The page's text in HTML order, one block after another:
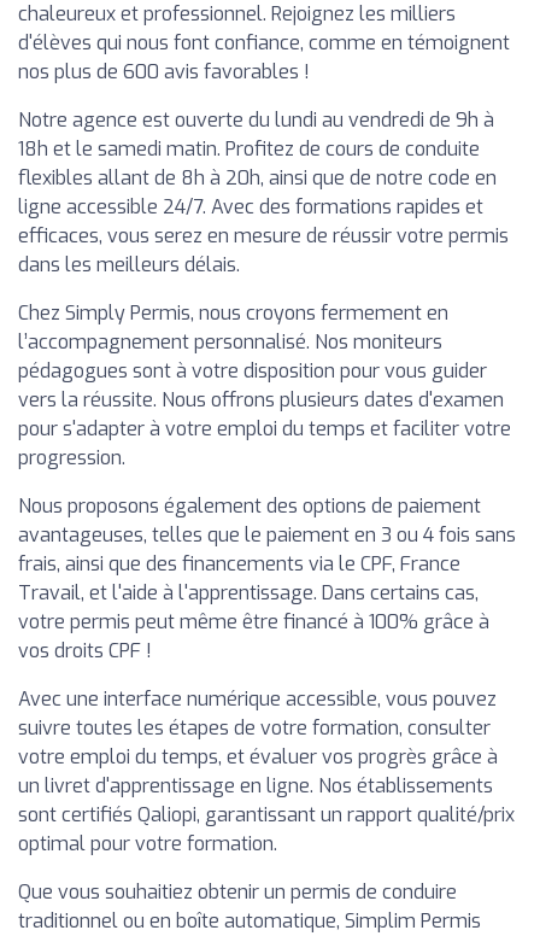
chaleureux et professionnel. Rejoignez les milliers
d'élèves qui nous font confiance, comme en témoignent
nos plus de 600 avis favorables !
Notre agence est ouverte du lundi au vendredi de 9h à
18h et le samedi matin. Profitez de cours de conduite
flexibles allant de 8h à 20h, ainsi que de notre code en
ligne accessible 24/7. Avec des formations rapides et
efficaces, vous serez en mesure de réussir votre permis
dans les meilleurs délais.
Chez Simply Permis, nous croyons fermement en
l’accompagnement personnalisé. Nos moniteurs
pédagogues sont à votre disposition pour vous guider
vers la réussite. Nous offrons plusieurs dates d'examen
pour s'adapter à votre emploi du temps et faciliter votre
progression.
Nous proposons également des options de paiement
avantageuses, telles que le paiement en 3 ou 4 fois sans
frais, ainsi que des financements via le CPF, France
Travail, et l'aide à l'apprentissage. Dans certains cas,
votre permis peut même être financé à 100% grâce à
vos droits CPF !
Avec une interface numérique accessible, vous pouvez
suivre toutes les étapes de votre formation, consulter
votre emploi du temps, et évaluer vos progrès grâce à
un livret d'apprentissage en ligne. Nos établissements
sont certifiés Qaliopi, garantissant un rapport qualité/prix
optimal pour votre formation.
Que vous souhaitiez obtenir un permis de conduire
traditionnel ou en boîte automatique, Simplim Permis